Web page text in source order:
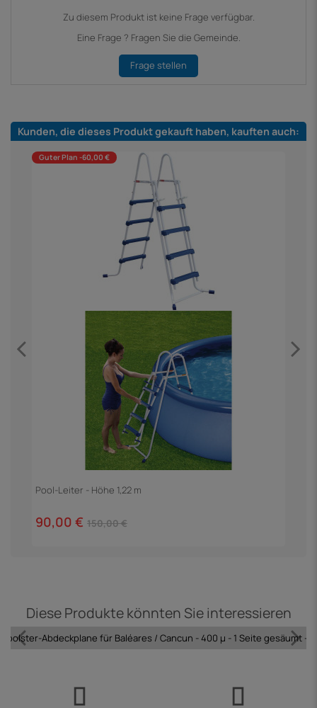
Zu diesem Produkt ist keine Frage verfügbar.
Eine Frage ? Fragen Sie die Gemeinde.
Frage stellen
Kunden, die dieses Produkt gekauft haben, kauften auch:
Guter Plan -60,00 €
Pool-Leiter - Höhe 1,22 m
90,00 € 150,00 €
Diese Produkte könnten Sie interessieren
Abdeckplane für Baléares / Cancun - 400 µ - 1 Seite gesäumt -